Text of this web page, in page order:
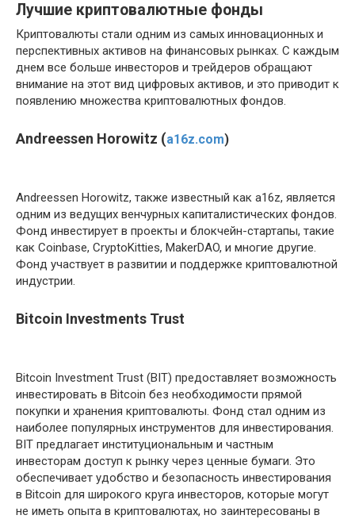
Лучшие криптовалютные фонды
Криптовалюты стали одним из самых инновационных и
перспективных активов на финансовых рынках. С каждым
днем все больше инвесторов и трейдеров обращают
внимание на этот вид цифровых активов, и это приводит к
появлению множества криптовалютных фондов.
Andreessen Horowitz (a16z.com)
Andreessen Horowitz, также известный как a16z, является
одним из ведущих венчурных капиталистических фондов.
Фонд инвестирует в проекты и блокчейн-стартапы, такие
как Coinbase, CryptoKitties, MakerDAO, и многие другие.
Фонд участвует в развитии и поддержке криптовалютной
индустрии.
Bitcoin Investments Trust
Bitcoin Investment Trust (BIT) предоставляет возможность
инвестировать в Bitcoin без необходимости прямой
покупки и хранения криптовалюты. Фонд стал одним из
наиболее популярных инструментов для инвестирования.
BIT предлагает институциональным и частным
инвесторам доступ к рынку через ценные бумаги. Это
обеспечивает удобство и безопасность инвестирования
в Bitcoin для широкого круга инвесторов, которые могут
не иметь опыта в криптовалютах, но заинтересованы в